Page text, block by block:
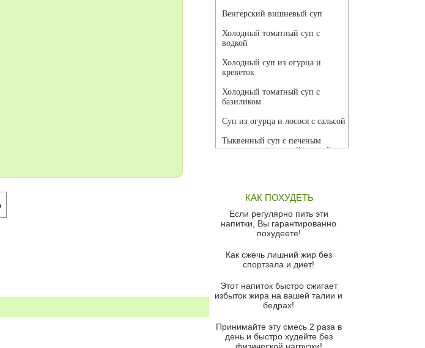
Венгерский вишневый суп
Холодный томатный суп с
водкой
Холодный суп из огурца и
креветок
Холодный томатный суп с
базиликом
Суп из огурца и лосося с сальсой
Тыквенный суп с печеным
чесноком и томатной сальсой
красного перца
Парижский луковый суп
Суп из спаржи и горошка с
Суп-крем из цветной капусты
Французский луковый суп
Суп из баклажанов с моцареллой
Грибной крем-суп с кростини с
козьим сыром
КАК ПОХУДЕТЬ
Если регулярно пить эти
напитки, Вы гарантированно
похудеете!
Как сжечь лишний жир без
спортзала и диет!
Этот напиток быстро сжигает
избыток жира на вашей талии и
бедрах!
Принимайте эту смесь 2 раза в
день и быстро худейте без